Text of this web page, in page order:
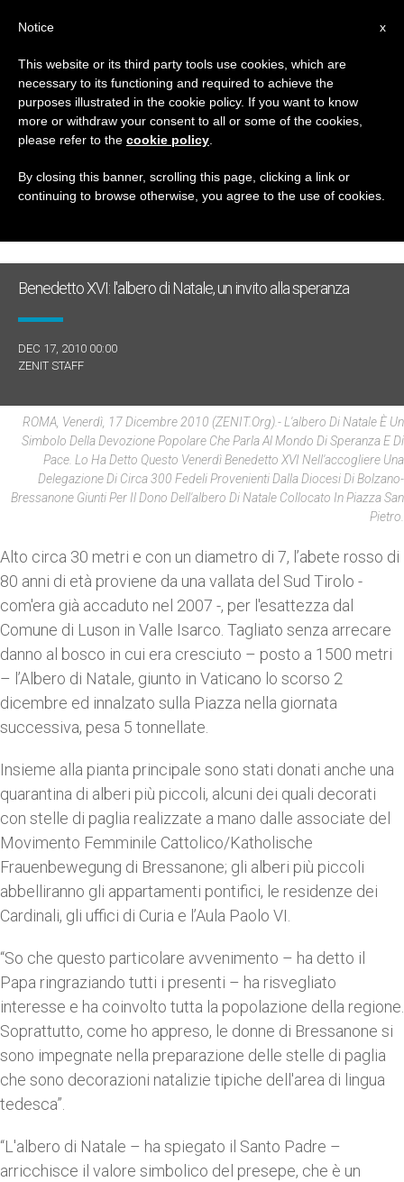
GIORNO
Dicembre 17th, 2010
ULTIME NOTIZIE
Benedetto XVI: l'albero di Natale, un invito alla speranza
DEC 17, 2010 00:00
ZENIT STAFF
ROMA, Venerdì, 17 Dicembre 2010 (ZENIT.org).- L'albero Di Natale È Un
Simbolo Della Devozione Popolare Che Parla Al Mondo Di Speranza E Di
Pace. Lo Ha Detto Questo Venerdì Benedetto XVI Nell'accogliere Una
Delegazione Di Circa 300 Fedeli Provenienti Dalla Diocesi Di Bolzano-
Bressanone Giunti Per Il Dono Dell'albero Di Natale Collocato In Piazza San
Pietro.
Alto circa 30 metri e con un diametro di 7, l’abete rosso di
80 anni di età proviene da una vallata del Sud Tirolo -
com'era già accaduto nel 2007 -, per l'esattezza dal
Comune di Luson in Valle Isarco. Tagliato senza arrecare
danno al bosco in cui era cresciuto – posto a 1500 metri
– l’Albero di Natale, giunto in Vaticano lo scorso 2
dicembre ed innalzato sulla Piazza nella giornata
successiva, pesa 5 tonnellate.
Insieme alla pianta principale sono stati donati anche una
quarantina di alberi più piccoli, alcuni dei quali decorati
con stelle di paglia realizzate a mano dalle associate del
Movimento Femminile Cattolico/Katholische
Frauenbewegung di Bressanone; gli alberi più piccoli
abbelliranno gli appartamenti pontifici, le residenze dei
Cardinali, gli uffici di Curia e l’Aula Paolo VI.
“So che questo particolare avvenimento – ha detto il
Papa ringraziando tutti i presenti – ha risvegliato
interesse e ha coinvolto tutta la popolazione della regione.
Soprattutto, come ho appreso, le donne di Bressanone si
sono impegnate nella preparazione delle stelle di paglia
che sono decorazioni natalizie tipiche dell'area di lingua
tedesca”.
“L'albero di Natale – ha spiegato il Santo Padre –
arricchisce il valore simbolico del presepe, che è un
x
Notice
This website or its third party tools use cookies, which are
necessary to its functioning and required to achieve the
purposes illustrated in the cookie policy. If you want to know
more or withdraw your consent to all or some of the cookies,
please refer to the cookie policy
By closing this banner, scrolling this page, clicking a link or
continuing to browse otherwise, you agree to the use of cookies.